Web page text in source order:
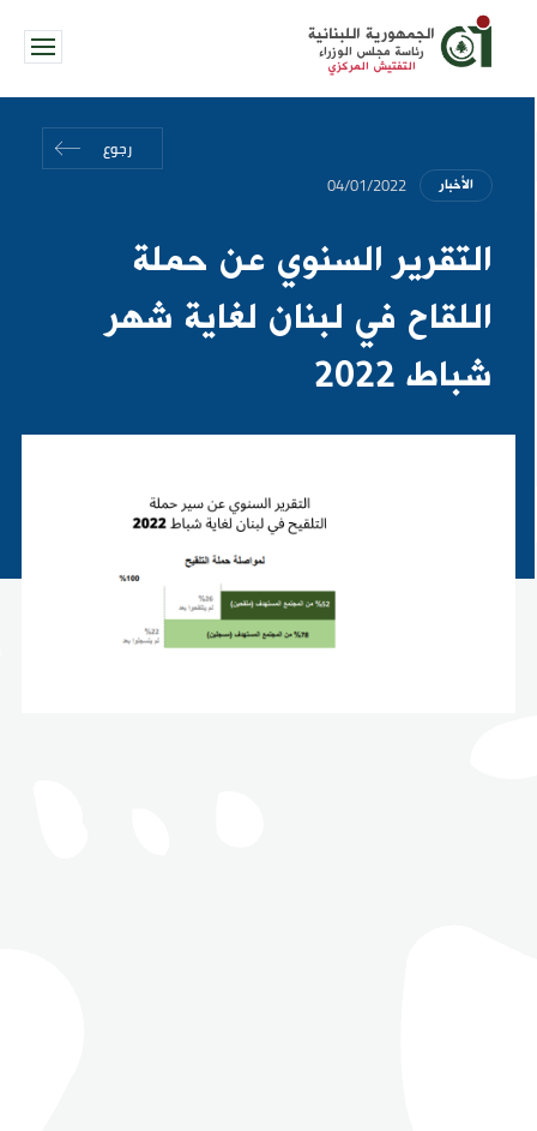
الجمهورية اللبنانية
رئاسة مجلس الوزراء
التفتيش المركزي
رجوع
الأخبار 04/01/2022
التقرير السنوي عن حملة
اللقاح في لبنان لغاية شهر
شباط 2022